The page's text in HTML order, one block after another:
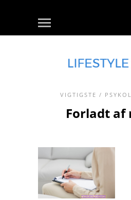
VIGTIGSTE /
Forladt af